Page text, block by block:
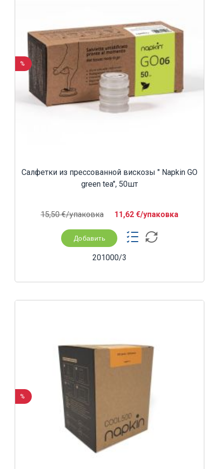
%
Салфетки из прессованной вискозы " Napkin GO
green tea", 50шт
15,50 €/yпаковка 11,62 €/yпаковка
Добавить
201000/3
%